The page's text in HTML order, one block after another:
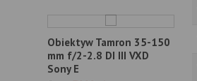
Obiektyw Tamron 35-150
mm f/2-2.8 DI III VXD
Sony E